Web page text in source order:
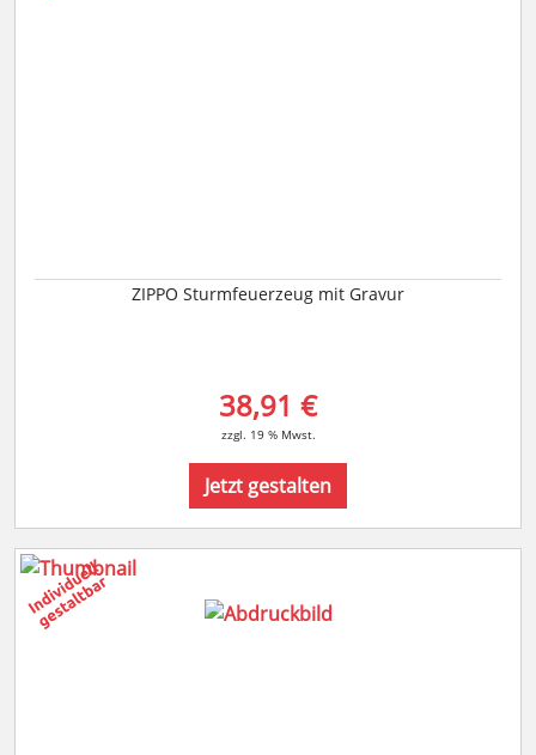
ZIPPO Sturmfeuerzeug mit Gravur
38,91 €
zzgl. 19 % Mwst.
Jetzt gestalten